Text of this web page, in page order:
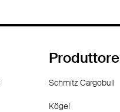
Produttore
Schmitz Cargobull
Kögel